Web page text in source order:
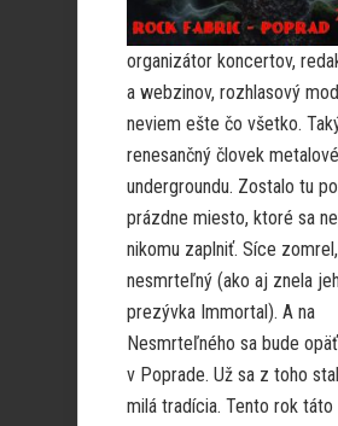
organizátor koncertov,
a webzinov, rozhlasový
neviem ešte čo všetko.
renesančný človek
undergroundu. Zostalo tu
prázdne miesto, ktoré sa
nikomu zaplniť. Síce
nesmrteľný (ako aj znela
prezývka Immortal). A na
Nesmrteľného sa bude
v Poprade. Už sa z toho
milá tradícia. Tento rok táto